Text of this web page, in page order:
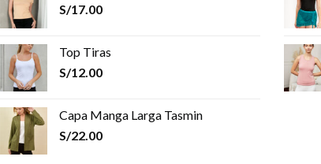
S/17.00
Top Tiras
S/12.00
Capa Manga Larga Tasmin
S/22.00